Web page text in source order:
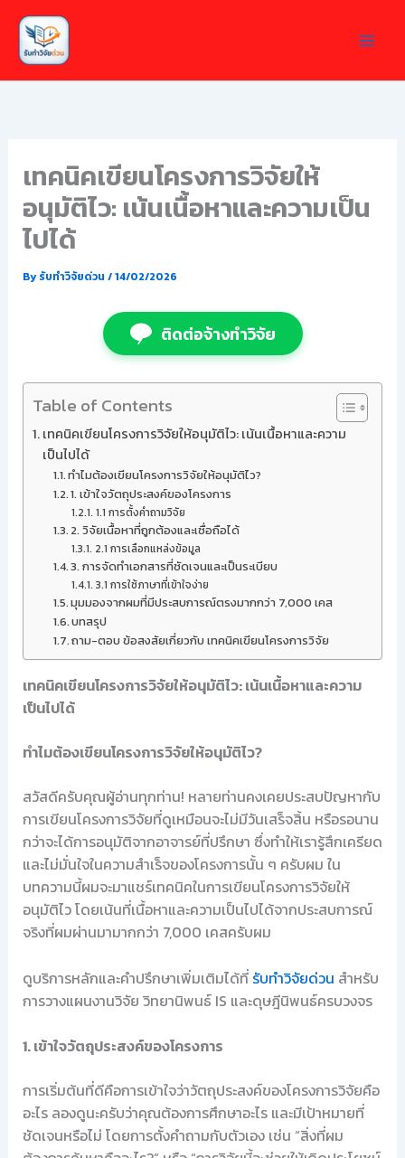
Skip
content
เทคนิคเขียนโครงการวิจัยให้
อนุมัติไว: เน้นเนื้อหาและความเป็น
ไปได้
Byรับทำวิจัยด่วน /14/02/2026
ติดต่อจ้างทำวิจัย
Table of Contents
เทคนิคเขียนโครงการวิจัยให้อนุมัติไว: เน้นเนื้อหาและความ
เป็นไปได้
ทำไมต้องเขียนโครงการวิจัยให้อนุมัติไว?
1. เข้าใจวัตถุประสงค์ของโครงการ
1.1 การตั้งคำถามวิจัย
2. วิจัยเนื้อหาที่ถูกต้องและเชื่อถือได้
2.1 การเลือกแหล่งข้อมูล
3. การจัดทำเอกสารที่ชัดเจนและเป็นระเบียบ
3.1 การใช้ภาษาที่เข้าใจง่าย
มุมมองจากผมที่มีประสบการณ์ตรงมากกว่า 7,000 เคส
บทสรุป
ถาม-ตอบ ข้อสงสัยเกี่ยวกับ เทคนิคเขียนโครงการวิจัย
เทคนิคเขียนโครงการวิจัยให้อนุมัติไว: เน้นเนื้อหาและความ
เป็นไปได้
ทำไมต้องเขียนโครงการวิจัยให้อนุมัติไว?
สวัสดีครับคุณผู้อ่านทุกท่าน! หลายท่านคงเคยประสบปัญหากับ
การเขียนโครงการวิจัยที่ดูเหมือนจะไม่มีวันเสร็จสิ้น หรือรอนาน
กว่าจะได้การอนุมัติจากอาจารย์ที่ปรึกษา ซึ่งทำให้เรารู้สึกเครียด
และไม่มั่นใจในความสำเร็จของโครงการนั้น ๆ ครับผม ใน
บทความนี้ผมจะมาแชร์เทคนิคในการเขียนโครงการวิจัยให้
อนุมัติไว โดยเน้นที่เนื้อหาและความเป็นไปได้จากประสบการณ์
จริงที่ผมผ่านมามากกว่า 7,000 เคสครับผม
ดูบริการหลักและคำปรึกษาเพิ่มเติมได้ที่ รับทำวิจัยด่วน สำหรับ
การวางแผนงานวิจัย วิทยานิพนธ์ IS และดุษฎีนิพนธ์ครบวงจร
1. เข้าใจวัตถุประสงค์ของโครงการ
การเริ่มต้นที่ดีคือการเข้าใจว่าวัตถุประสงค์ของโครงการวิจัยคือ
อะไร ลองดูนะครับว่าคุณต้องการศึกษาอะไร และมีเป้าหมายที่
ชัดเจนหรือไม่ โดยการตั้งคำถามกับตัวเอง เช่น “สิ่งที่ผม